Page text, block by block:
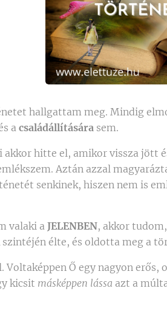
hallgattam meg. Mindig
a családállítására sem.
akkor hitte el, amikor vissza jött
Aztán azzal
senkinek, hiszen nem is
valaki a JELENBEN, akkor
szintéjén élte, és oldotta meg a
Ő egy nagyon erős,
kicsit másképpen lássa azt a